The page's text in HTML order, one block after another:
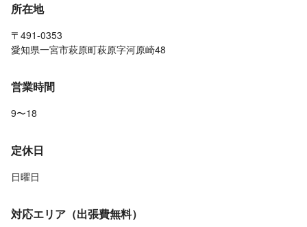
所在地
〒491-0353
愛知県一宮市萩原町萩原字河原崎48
営業時間
9〜18
定休日
日曜日
対応エリア（出張費無料）